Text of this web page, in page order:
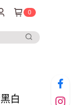
0
白